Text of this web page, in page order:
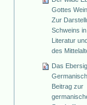
Gottes
Zur
Schweins in
Literatur
des
Das
Beitrag zur